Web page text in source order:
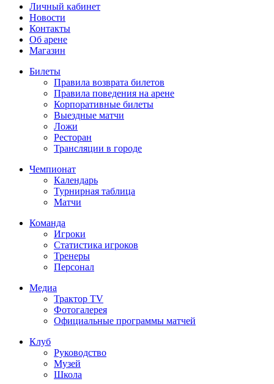
Личный кабинет
Новости
Контакты
Об арене
Магазин
Билеты
Правила возврата билетов
Правила поведения на арене
Корпоративные билеты
Выездные матчи
Ложи
Ресторан
Трансляции в городе
Чемпионат
Календарь
Турнирная таблица
Матчи
Команда
Игроки
Статистика игроков
Тренеры
Персонал
Медиа
Трактор TV
Фотогалерея
Официальные программы матчей
Клуб
Руководство
Музей
Школа